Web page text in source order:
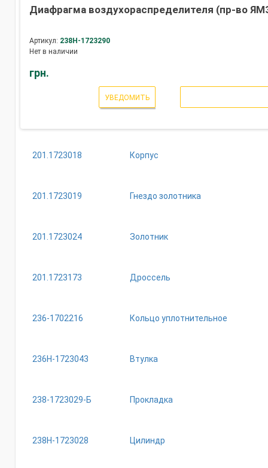
Диафрагма воздухораспределителя (пр-во
Артикул: 238Н-1723290
Нет в наличии
грн.
УВЕДОМИТЬ
201.1723018 Корпус
201.1723019 Гнездо золотника
201.1723024 Золотник
201.1723173 Дроссель
236-1702216 Кольцо уплотнительное
236Н-1723043 Втулка
238-1723029-Б Прокладка
238Н-1723028 Цилиндр